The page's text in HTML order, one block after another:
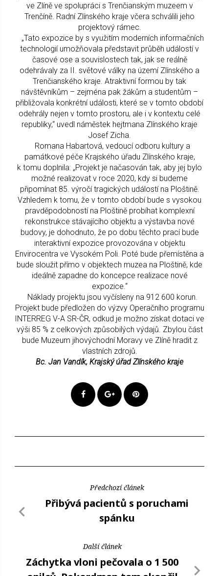
ve Zlíně ve spolupráci s Trenčianským muzeem v
Trenčíně. Radní Zlínského kraje včera schválili jeho
projektový rámec.
„Tato expozice by s využitím moderních informačních
technologií umožňovala představit průběh událostí v
časové ose a souvislostech tak, jak se reálně
odehrávaly za II. světové války na území Zlínského a
Trenčianského kraje. Atraktivní formou by tak
návštěvníkům – zejména pak žákům a studentům –
přibližovala konkrétní události, které se v tomto období
odehrály nejen v tomto prostoru, ale i v kontextu celé
republiky,“ uvedl náměstek hejtmana Zlínského kraje
Josef Zicha.
Romana Habartová, vedoucí odboru kultury a
památkové péče Krajského úřadu Zlínského kraje,
k tomu doplnila: „Projekt je načasován tak, aby jej bylo
možné realizovat v roce 2020, kdy si budeme
připomínat 85. výročí tragických událostí na Ploštině.
Vzhledem k tomu, že v tomto období bude s vysokou
pravděpodobností na Ploštině probíhat komplexní
rekonstrukce stávajícího objektu a výstavba nové
budovy, je dohodnuto, že po dobu těchto prací bude
interaktivní expozice provozována v objektu
Envirocentra ve Vysokém Poli. Poté bude přemístěna a
bude sloužit přímo v objektech muzea na Ploštině, kde
ideálně zapadne do koncepce realizace nové
expozice.“
Náklady projektu jsou vyčísleny na 912 600 korun.
Projekt bude předložen do výzvy Operačního programu
INTERREG V-A SR-ČR, odkud je možno získat dotaci ve
výši 85 % z celkových způsobilých výdajů. Zbylou část
bude Muzeum jihovýchodní Moravy ve Zlíně hradit z
vlastních zdrojů.
Bc. Jan Vandík, Krajský úřad Zlínského kraje
Předchozí článek
Přibývá pacientů s poruchami
spánku
Další článek
Záchytka vloni pečovala o 1 500